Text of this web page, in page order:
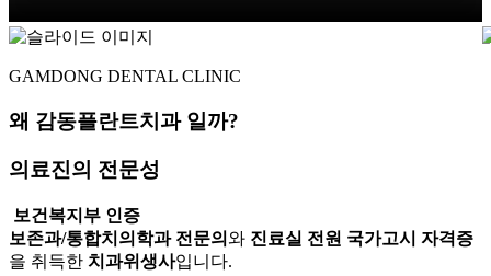
GAMDONG DENTAL CLINIC
왜 감동플란트치과일까?
의료진의 전문성
보건복지부 인증
보존과/통합치의학과 전문의 와 진료실 전원 국가고시 자격증
을 취득한 치과위생사입니다.